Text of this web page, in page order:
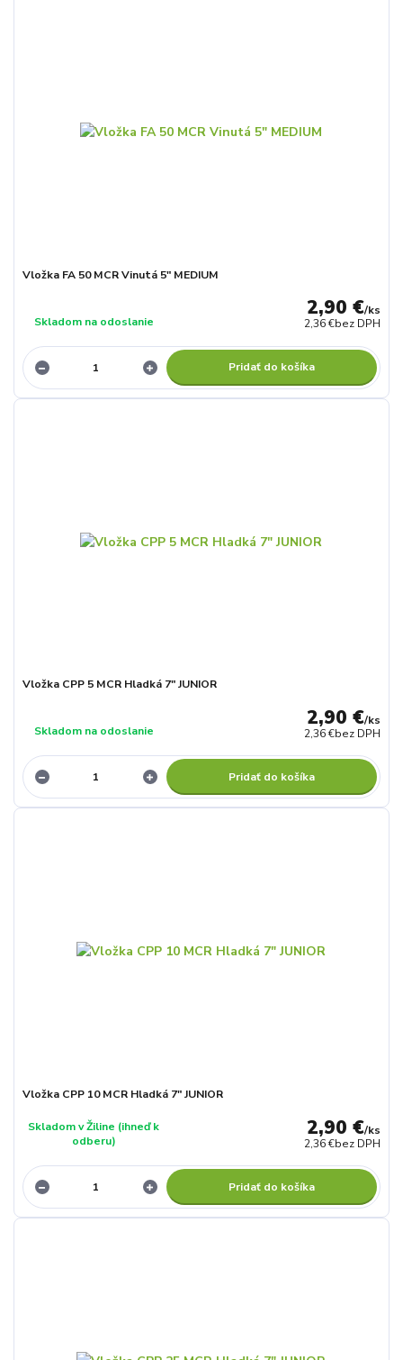
Vložka FA 50 MCR Vinutá 5" MEDIUM
2,90 €/ks
2,36 €bez DPH
Skladom na odoslanie
Pridať do košíka
Vložka CPP 5 MCR Hladká 7" JUNIOR
2,90 €/ks
2,36 €bez DPH
Skladom na odoslanie
Pridať do košíka
Vložka CPP 10 MCR Hladká 7" JUNIOR
2,90 €/ks
2,36 €bez DPH
Skladom v Žiline (ihneď k
odberu)
Pridať do košíka